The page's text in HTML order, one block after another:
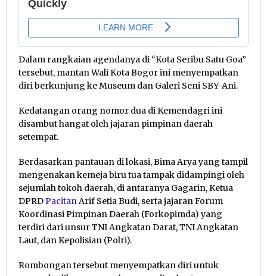
Dalam rangkaian agendanya di “Kota Seribu Satu Goa”
tersebut, mantan Wali Kota Bogor ini menyempatkan
diri berkunjung ke Museum dan Galeri Seni SBY-Ani.
Kedatangan orang nomor dua di Kemendagri ini
disambut hangat oleh jajaran pimpinan daerah
setempat.
Berdasarkan pantauan di lokasi, Bima Arya yang tampil
mengenakan kemeja biru tua tampak didampingi oleh
sejumlah tokoh daerah, di antaranya Gagarin, Ketua
DPRDPacitanArif Setia Budi, serta jajaran Forum
Koordinasi Pimpinan Daerah (Forkopimda) yang
terdiri dari unsur TNI Angkatan Darat, TNI Angkatan
Laut, dan Kepolisian (Polri).
Rombongan tersebut menyempatkan diri untuk